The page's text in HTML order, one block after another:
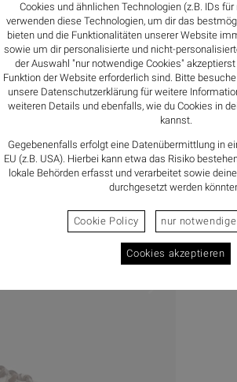
Cookies und ähnlichen Technologien (z.B. IDs
verwenden diese Technologien, um dir das
bieten und die Funktionalitäten unserer Website
sowie um dir personalisierte und nicht-
der Auswahl "nur notwendige Cookies"
Funktion der Website erforderlich sind. Bitte
unsere Datenschutzerklärung für weitere
weiteren Details und ebenfalls, wie du Cookies in
kannst.
Gegebenenfalls erfolgt eine Datenübermittlung in
EU (z.B. USA). Hierbei kann etwa das Risiko
lokale Behörden erfasst und verarbeitet sowie
durchgesetzt werden
Cookie Policy nur
Cookies akzeptieren